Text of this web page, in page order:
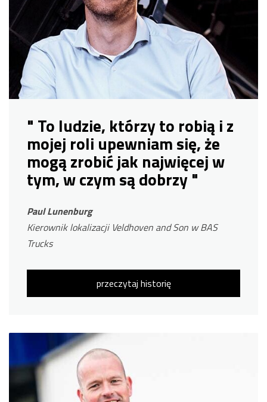
" To ludzie, którzy to robią i z
mojej roli upewniam się, że
mogą zrobić jak najwięcej w
tym, w czym są dobrzy "
Paul Lunenburg
Kierownik lokalizacji Veldhoven and Son w BAS
Trucks
przeczytaj historię